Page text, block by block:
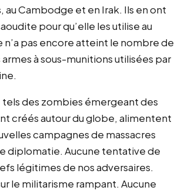
au Cambodge et en Irak. Ils en ont
pour qu’elle les utilise au
n’a pas encore atteint le nombre de
à sous-munitions utilisées par
tels des zombies émergeant des
créés autour du globe, alimentent
campagnes de massacres
diplomatie. Aucune tentative de
légitimes de nos adversaires.
le militarisme rampant. Aucune